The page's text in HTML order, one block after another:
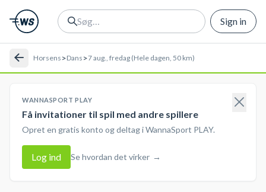
Sign in
Horsens >Dans >7 aug., fredag (Hele dagen, 50 km)
WANNASPORT PLAY
Få invitationer til spil med andre spillere
Opret en gratis konto og deltag i WannaSport PLAY.
Log ind Se hvordan det virker →